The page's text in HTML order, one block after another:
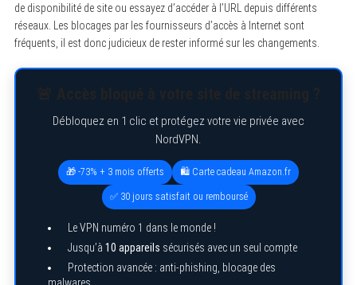
de disponibilité de site ou essayez d’accéder à l’URL depuis différents
réseaux. Les blocages par les fournisseurs d’accès à Internet sont
fréquents, il est donc judicieux de rester informé sur les changements.
Débloquez en 1 clic et protégez votre vie privée avec
NordVPN.
🎁 -73% + 3 mois offerts 🛍️ Carte cadeau Amazon.fr
✅ 30 jours satisfait ou remboursé
Le VPN numéro 1 dans le monde !
Jusqu’à 10 appareils sécurisés avec un seul compte
Protection avancée : anti-phishing, blocage des